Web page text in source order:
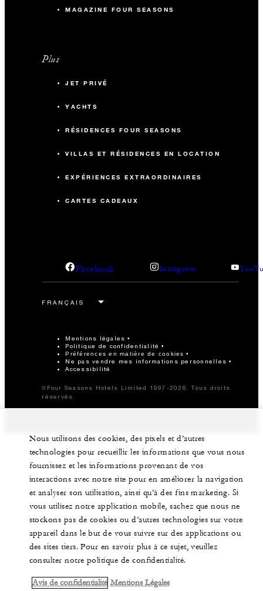
MAGAZINE FOUR SEASONS
Plus
JET PRIVÉ
YACHTS
RÉSIDENCES FOUR SEASONS
VILLAS ET RÉSIDENCES EN LOCATION
EXPÉRIENCES EXTRAORDINAIRES
CARTES CADEAUX
Facebook Instagram
Mentions légales
Politique de confidentialité
Préférences en matière de cookies
Ne pas vendre mes informations personnelles
Accessibilité
©Four Seasons Hotels Limited 1997-2026. Tous droits
réservés.
Nous utilisons des cookies, des pixels et d’autres
technologies pour recueillir les informations que vous nous
fournissez et les informations provenant de vos
interactions avec notre site pour en améliorer la navigation
et analyser son utilisation, ainsi qu’à des fins marketing. Si
vous utilisez notre application mobile, sachez que nous ne
stockons pas de cookies ou d’autres technologies sur votre
appareil dans le but de vous suivre sur des applications ou
des sites tiers. Pour en savoir plus à ce sujet, veuillez
consulter notre politique de confidentialité.
Avis de confidentialité Mentions Légales